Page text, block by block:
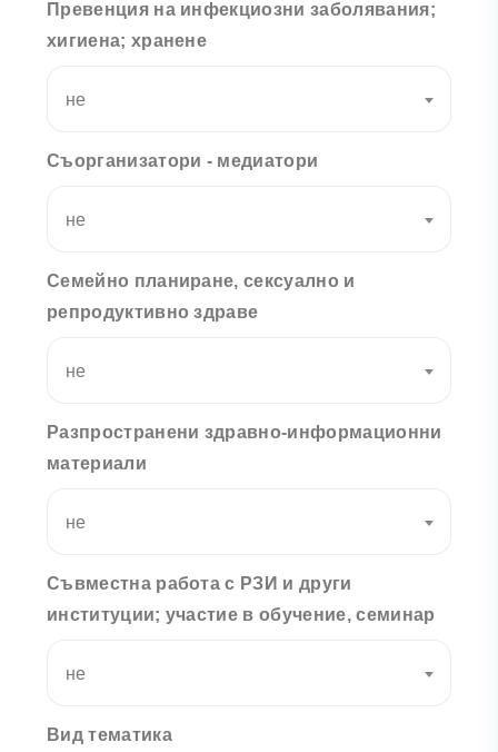
Превенция на инфекциозни заболявания;
хигиена; хранене
не
Съорганизатори - медиатори
не
Семейно планиране, сексуално и
репродуктивно здраве
не
Разпространени здравно-информационни
материали
не
Съвместна работа с РЗИ и други
институции; участие в обучение, семинар
не
Вид тематика